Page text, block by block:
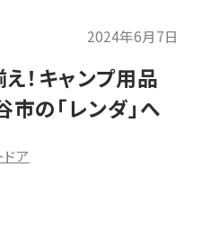
2024年6月7日
！キャンプ用品
の「レンダ」へ
ア